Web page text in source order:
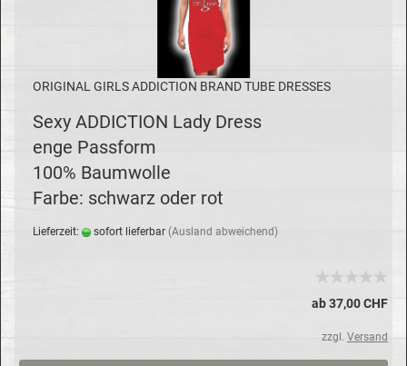
ORI­GI­NAL GIRLS AD­DIC­TION BRAND TUBE DRES­SES
Sexy AD­DIC­TION Lady Dress
enge Pass­form
100% Baum­wol­le
Farbe: schwarz oder rot
Lie­fer­zeit: so­fort lie­fer­bar (Aus­land ab­wei­chend)
ab 37,00 CHF
zzgl. Versand